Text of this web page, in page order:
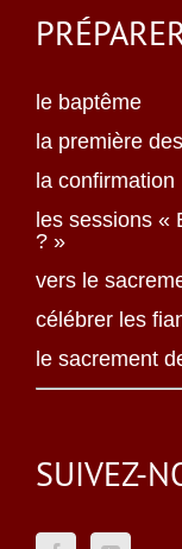
le baptême
la première
la confirmation
les sessions «
? »
vers le
célébrer les
le sacrement
SUIVEZ-